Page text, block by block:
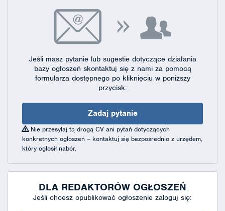
Jeśli masz pytanie lub sugestie dotyczące działania
bazy ogłoszeń skontaktuj się z nami za pomocą
formularza dostępnegopo kliknięciu w poniższy
przycisk:
Zadaj pytanie
Nie przesyłaj tą drogą CV ani pytań dotyczących
konkretnych ogłoszeń – kontaktuj się bezpośrednio z urzędem,
który ogłosił nabór.
DLA REDAKTORÓW OGŁOSZEŃ
Jeśli chcesz opublikować ogłoszenie zaloguj się: